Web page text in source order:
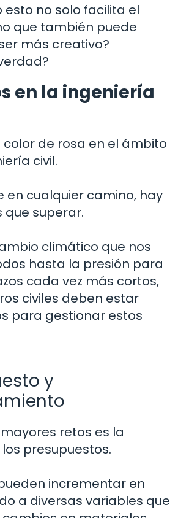
esto no solo facilita el
que también puede
más creativo?
en la ingeniería
color de rosa en el ámbito
civil.
en cualquier camino, hay
que superar.
climático que nos
hasta la presión para
cada vez más cortos,
civiles deben estar
para gestionar estos
y
retos es la
presupuestos.
incrementar en
a diversas variables que